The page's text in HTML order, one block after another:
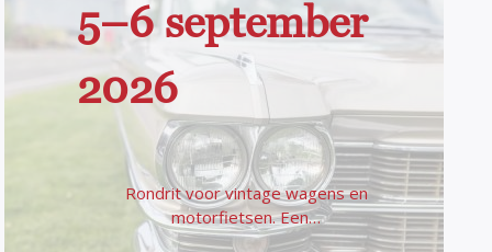
5–6 september
2026
Rondrit voor vintage wagens en
motorfietsen. Een…